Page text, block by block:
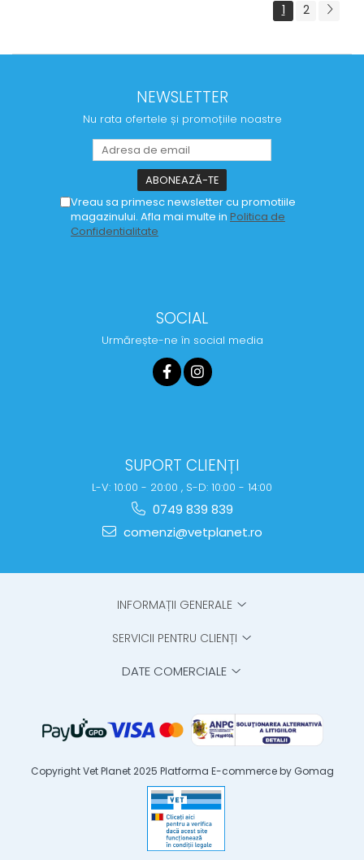
1 2
NEWSLETTER
Nu rata ofertele și promoțiile noastre
Vreau sa primesc newsletter cu promotiile
magazinului. Afla mai multe in Politica de
Confidentialitate
SOCIAL
Urmărește-ne în social media
SUPORT CLIENȚI
L-V: 10:00 - 20:00 , S-D: 10:00 - 14:00
0749 839 839
comenzi@vetplanet.ro
INFORMAȚII GENERALE
SERVICII PENTRU CLIENȚI
DATE COMERCIALE
Copyright Vet Planet 2025 Platforma E-commerce by Gomag